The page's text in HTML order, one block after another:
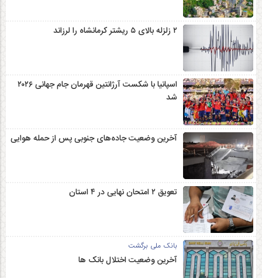
۲ زلزله‌ بالای ۵ ریشتر کرمانشاه را لرزاند
اسپانیا با شکست آرژانتین قهرمان جام جهانی ۲۰۲۶
شد
آخرین وضعیت جاده‌های جنوبی پس از حمله هوایی
تعویق ۲ امتحان نهایی در ۴ استان
بانک ملی برگشت
آخرین وضعیت اختلال بانک ها